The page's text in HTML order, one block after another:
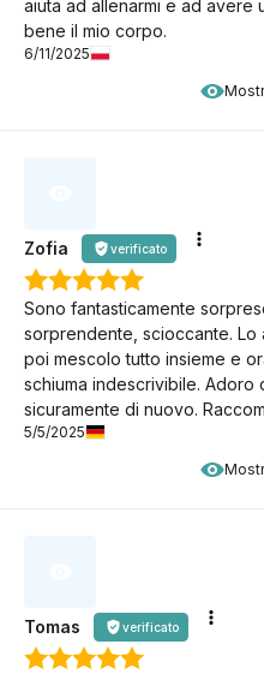
aiuta ad allenarmi e ad avere
bene il mio corpo.
6/11/2025
Zofia verificato
Sono fantasticamente
sorprendente, scioccante.
poi mescolo tutto insieme e
schiuma indescrivibile.
sicuramente di nuovo.
5/5/2025
Tomas verificato